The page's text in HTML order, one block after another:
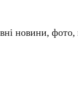
новини,